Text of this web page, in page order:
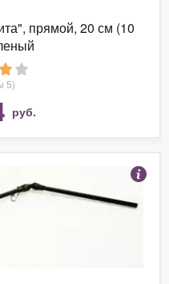
прямой, 20 см (10
5)
руб.